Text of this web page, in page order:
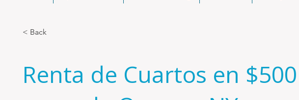
< Back
Renta de Cuartos en $500